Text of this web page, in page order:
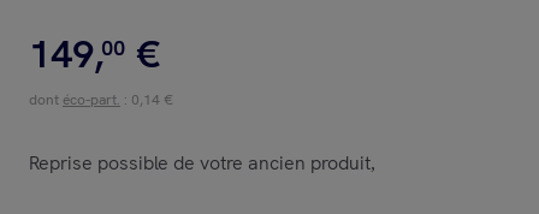
149,00 €
dont éco-part. : 0,14 €
Reprise possible de votre ancien produit,